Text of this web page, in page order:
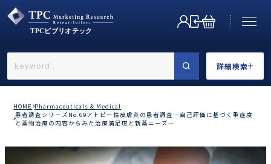
詳細検索
←戻る
HOME Pharmaceuticals & Medical
患者調査シリーズNo.69アトピー性皮膚炎の患者調査―自己評価に基づく重症度
と薬物治療の内容からみた治療満足度と新薬ニーズ―